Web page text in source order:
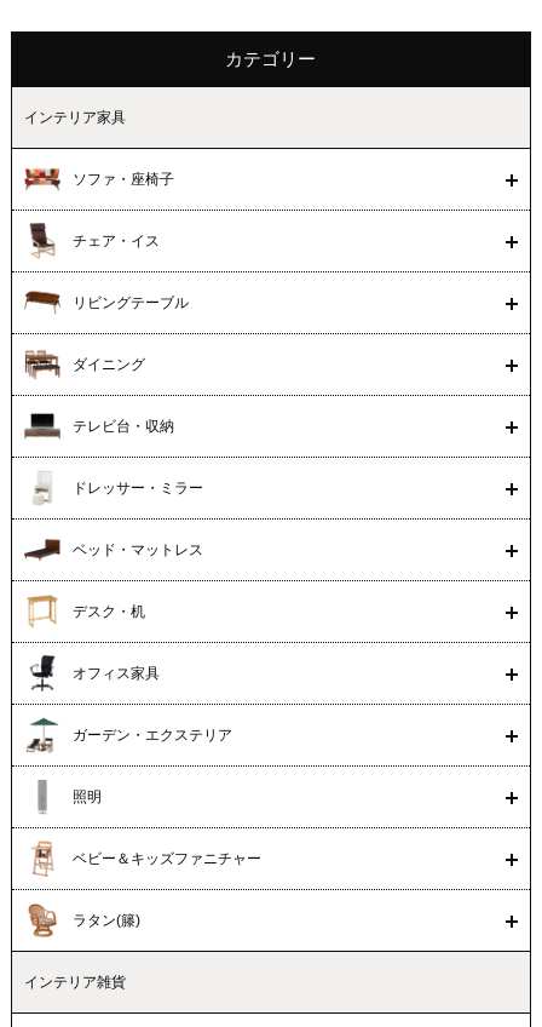
カテゴリー
インテリア家具
ソファ・座椅子
チェア・イス
リビングテーブル
ダイニング
テレビ台・収納
ドレッサー・ミラー
ベッド・マットレス
デスク・机
オフィス家具
ガーデン・エクステリア
照明
ベビー＆キッズファニチャー
ラタン(籐)
インテリア雑貨